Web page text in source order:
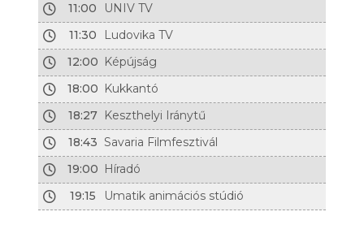
11:00
UNIV TV
11:30
Ludovika TV
12:00 Képújság
18:00 Kukkantó
18:27 Keszthelyi Iránytű
18:43 Savaria Filmfesztivál
19:00 Híradó
19:15
Umatik animációs stúdió